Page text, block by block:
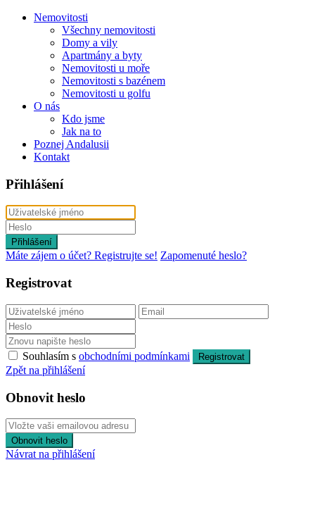
Nemovitosti
Všechny nemovitosti
Domy a vily
Apartmány a byty
Nemovitosti u moře
Nemovitosti s bazénem
Nemovitosti u golfu
O nás
Kdo jsme
Jak na to
Poznej Andalusii
Kontakt
Přihlášení
Přihlášení
Máte zájem o účet? Registrujte se! Zapomenuté heslo?
Registrovat
Souhlasím s obchodními podmínkami Registrovat
Zpět na přihlášení
Obnovit heslo
Obnovit heslo
Návrat na přihlášení